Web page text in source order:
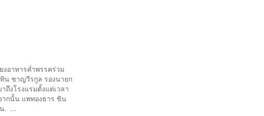
งอาหารค่ำพรรคร่วม
น ชาญวีรกูล รองนายก
ถึงโรงแรมตั้งแต่เวลา
ากนั้น แพทองธาร ชิน
. ...